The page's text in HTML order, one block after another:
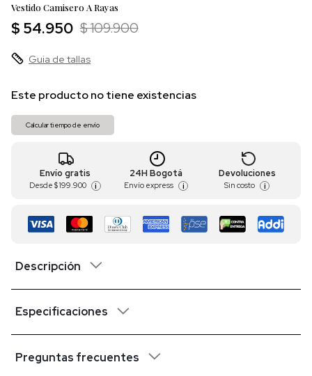
Vestido Camisero A Rayas
$ 54.950 $ 109.900
Guia de tallas
Este producto no tiene existencias
Calcular tiempo de envío
Envío gratis
Desde $ 199.900 i
24H Bogotá
Envío express i
Devoluciones
Sin costo i
Descripción
Especificaciones
Preguntas frecuentes